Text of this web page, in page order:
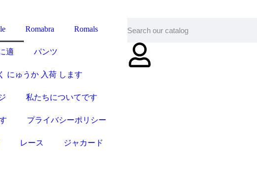
Romabra Romals
適 パンツ
にゅうか 入荷 します
私たちについてです
プライバシーポリシー
レース ジャカード